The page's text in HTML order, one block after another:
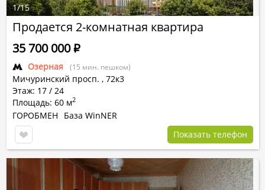
Продается 2-комнатная квартира
Озерная (15 мин. пешком)
Мичуринский просп. , 72к3
Этаж: 17 / 24
Площадь: 60 м2
35 700 000Р
ГОРОБМЕН
База WinNER
Показать телефон
1/15